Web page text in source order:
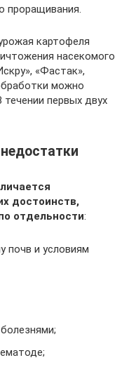
проращивания.
картофеля
насекомого
«Фастак»,
можно
течении первых двух
достоинств,
отдельности:
почв и условиям